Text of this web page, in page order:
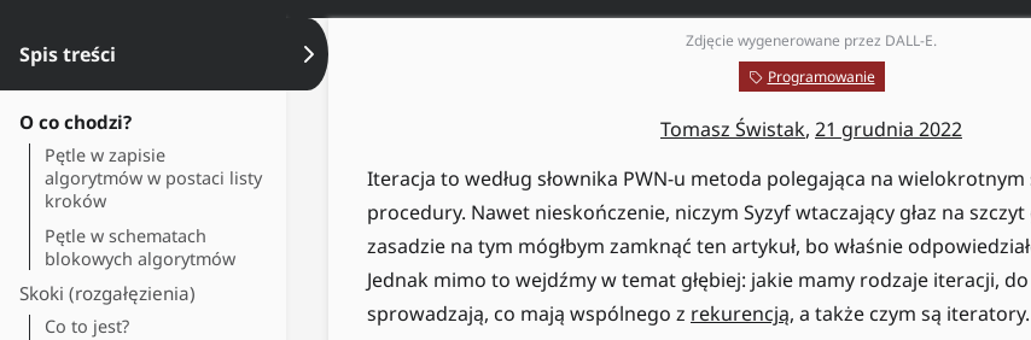
Zdjęcie wygenerowane przez DALL-E.
Spis treści
O co chodzi?
Pętle w zapisie
algorytmów w postaci listy
kroków
Pętle w schematach
blokowych algorytmów
Skoki (rozgałęzienia)
Co to jest?
Ukryj spis treści Programowanie
Tomasz Świstak, 21 grudnia 2022
Iteracja to według słownika PWN-u metoda polegająca na
procedury. Nawet nieskończenie, niczym Syzyf wtaczający głaz na
zasadzie na tym mógłbym zamknąć ten artykuł, bo właśnie
Jednak mimo to wejdźmy w temat głębiej: jakie mamy rodzaje iteracji,
sprowadzają, co mają wspólnego z rekurencją, a także czym są iteratory.